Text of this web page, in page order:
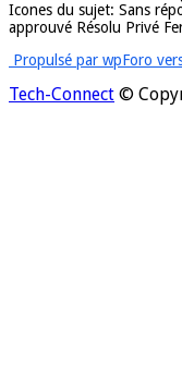
Icones du sujet: Sans
approuvé Résolu Privé
Propulsé par wpForo
Tech-Connect ©